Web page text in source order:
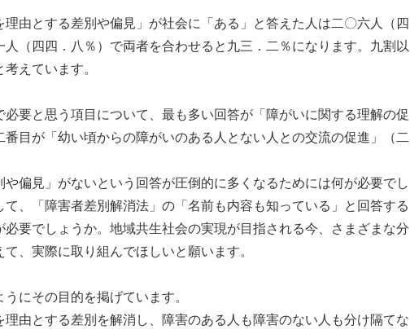
由とする差別や偏見」が社会に「ある」と答えた人は二〇六人（四
（四四．八％）で両者を合わせると九三．二％になります。九割以
えています。
要と思う項目について、最も多い回答が「障がいに関する理解の促
目が「幼い頃からの障がいのある人とない人との交流の促進」（二
偏見」がないという回答が圧倒的に多くなるためには何が必要でし
、「障害者差別解消法」の「名前も内容も知っている」と回答する
必要でしょうか。地域共生社会の実現が目指される今、さまざまな分
、実際に取り組んでほしいと願います。
にその目的を掲げています。
理由とする差別を解消し、障害のある人も障害のない人も分け隔てな